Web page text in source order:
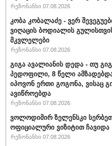
რეზონანსი 07.08.2026
კობა კობალაძე - ვერ
ვიღაცის ბოდიალის
მკვლელები
რეზონანსი 07.08.2026
გიგა ავალიანის დედა - თუ
პედოფილი, 8 წელი
იპოვონ ერთი გოგონა, ვისაც
ავიწროებდა
რეზონანსი 07.08.2026
ვოლოდიმირ ზელენსკი
ოფიციალური ვიზიტით ჩავიდა
რეზონანსი 07.08.2026